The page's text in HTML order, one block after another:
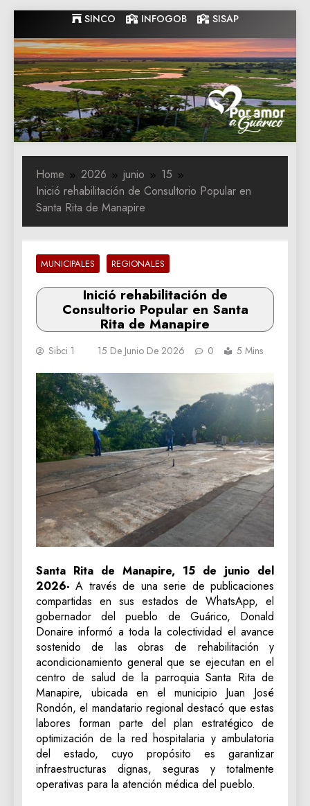
to
content
SINCO INFOGOB SISAP
Gobernacion
de Guarico
Gobernacion de Guarico
Home 2026 junio
15
‎Inició rehabilitación de Consultorio Popular en
Santa Rita de Manapire
MUNICIPALES REGIONALES
‎Inició rehabilitación de
Consultorio Popular en Santa
Rita de Manapire
Sibci 1 15 De Junio De 2026 0 5 Mins
‎Santa Rita de Manapire, 15 de junio del
2026- A través de una serie de publicaciones
compartidas en sus estados de WhatsApp, el
gobernador del pueblo de Guárico, Donald
Donaire informó a toda la colectividad el avance
sostenido de las obras de rehabilitación y
acondicionamiento general que se ejecutan en el
centro de salud de la parroquia Santa Rita de
Manapire, ubicada en el municipio Juan José
Rondón, el mandatario regional destacó que estas
labores forman parte del plan estratégico de
optimización de la red hospitalaria y ambulatoria
del estado, cuyo propósito es garantizar
infraestructuras dignas, seguras y totalmente
operativas para la atención médica del pueblo.